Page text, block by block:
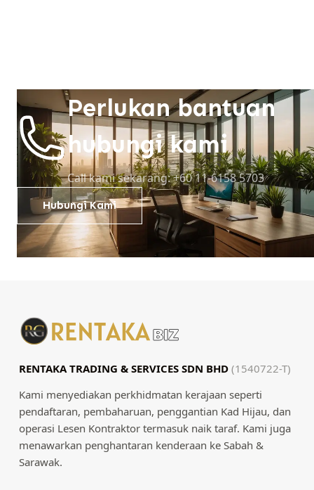
Perlukan bantuan
hubungi kami
Call kami sekarang: +60 11-6158 5703
Hubungi Kami
RENTAKA TRADING & SERVICES SDN BHD (1540722-T)
Kami menyediakan perkhidmatan kerajaan seperti
pendaftaran, pembaharuan, penggantian Kad Hijau, dan
operasi Lesen Kontraktor termasuk naik taraf. Kami juga
menawarkan penghantaran kenderaan ke Sabah &
Sarawak.